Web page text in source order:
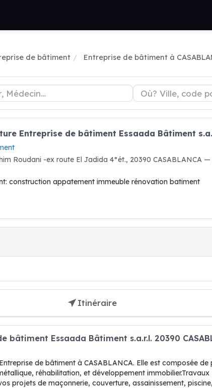
de bâtiment Entreprise de bâtiment à
Entreprise de bâtiment Essaada Bâtiment
Roudani -ex route El Jadida 4°ét., 20390 CASABLANCA
construction appatement immeuble rénovation batiment
Itinéraire
bâtiment Essaada Bâtiment s.a.r.l. 20390
de bâtiment à CASABLANCA. Elle est composée de
réhabilitation, et développement immobilier.Travaux
projets de maçonnerie, couverture, assainissement,